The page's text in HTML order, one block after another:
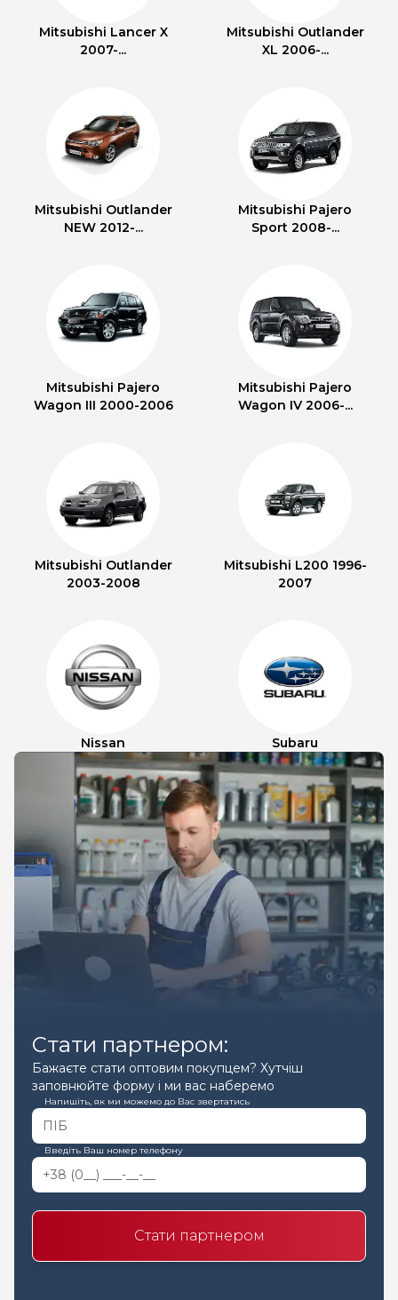
Mitsubishi Lancer X
2007-...
Mitsubishi Outlander
XL 2006-...
Mitsubishi Outlander
NEW 2012-...
Mitsubishi Pajero
Sport 2008-...
Mitsubishi Pajero
Wagon III 2000-2006
Mitsubishi Pajero
Wagon IV 2006-...
Mitsubishi Outlander
2003-2008
Mitsubishi L200 1996-
2007
Nissan Subaru
Стати партнером:
Бажаєте стати оптовим покупцем? Хутчіш
заповнюйте форму і ми вас наберемо
Напишіть, як ми можемо до Вас звертатись
Введіть Ваш номер телефону
Стати партнером